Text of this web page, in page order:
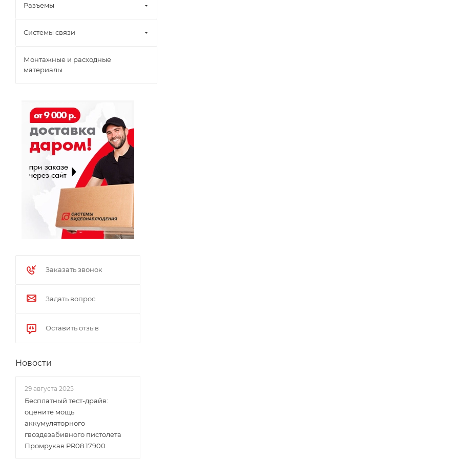
Разъемы
Системы связи
Монтажные и расходные
материалы
Заказать звонок
Задать вопрос
Оставить отзыв
Новости
29 августа 2025
Бесплатный тест-драйв:
оцените мощь
аккумуляторного
гвоздезабивного пистолета
Промрукав PR08.17900